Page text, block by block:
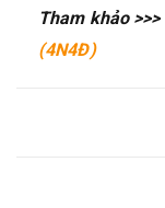
Tham khảo >>>
(4N4Đ)